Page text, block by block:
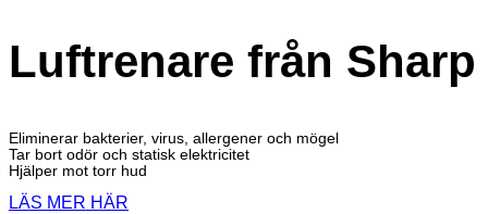
Luftrenare från Sharp
Eliminerar bakterier, virus, allergener och mögel
Tar bort odör och statisk elektricitet
Hjälper mot torr hud
LÄS MER HÄR